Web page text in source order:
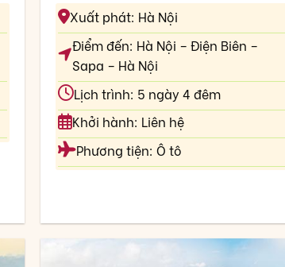
Xuất phát: Hà Nội
Điểm đến: Hà Nội – Điện Biên –
Sapa – Hà Nội
Lịch trình: 5 ngày 4 đêm
Khởi hành: Liên hệ
Phương tiện: Ô tô